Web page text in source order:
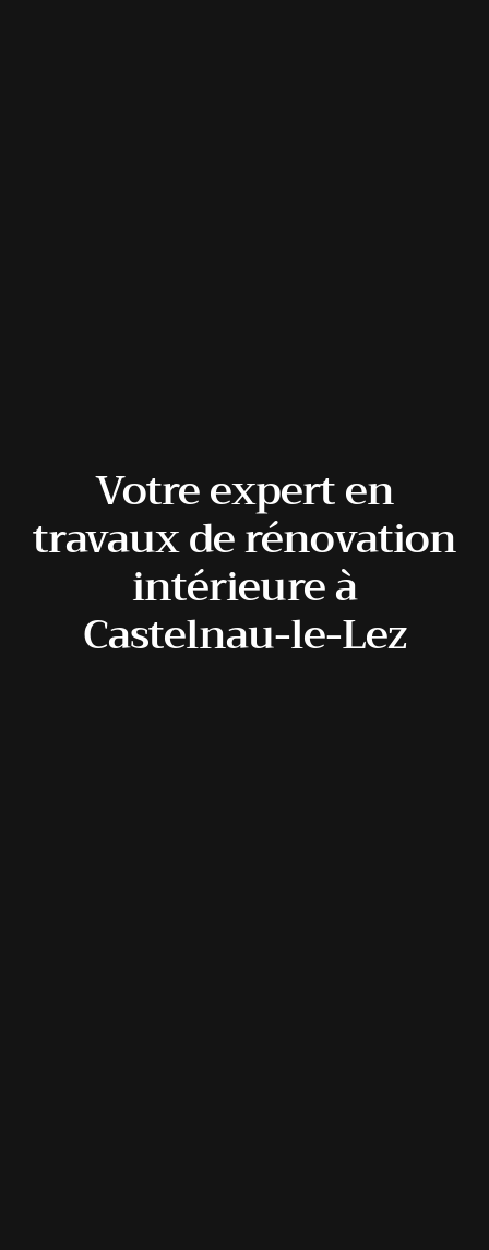
Votre expert en
travaux de rénovation
intérieure à
Castelnau-le-Lez